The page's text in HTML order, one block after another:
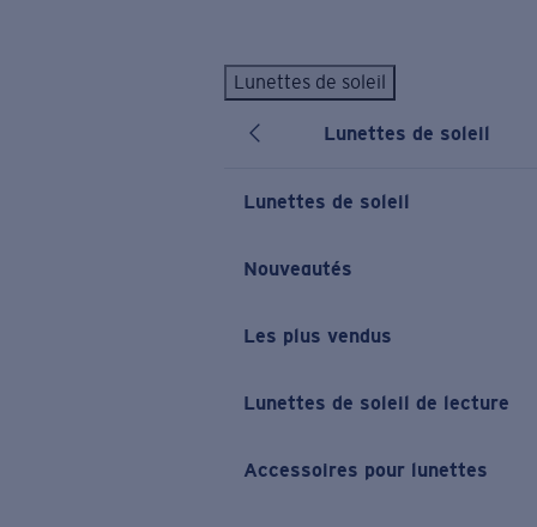
Lunettes de soleil
Lunettes de soleil
Lunettes de soleil
Nouveautés
Les plus vendus
Lunettes de soleil de lecture
Accessoires pour lunettes
LES PLUS RECHERCHÉS
Lunettes de soleil personnalisées Nouveau